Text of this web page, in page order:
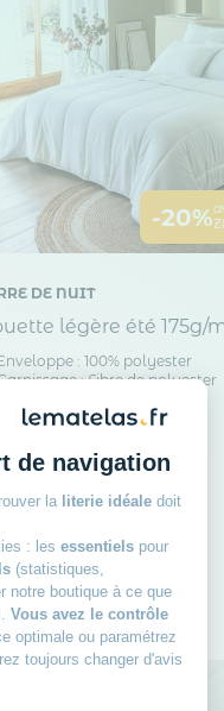
de navigation
la literie idéale doit
: les essentiels pour
(statistiques,
notre boutique à ce que
Vous avez le contrôle
optimale ou paramétrez
toujours changer d'avis
-20%
DE NUIT
légère été 175g/
: 100% polyester
: Fibre de polyester
Grammage : 175 g/m²
Vous lisez actuellement